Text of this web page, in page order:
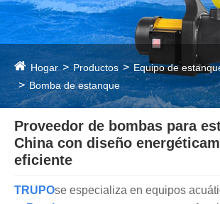
Hogar Productos
Equipo de
Bomba de estanque
Proveedor de bombas para
China con diseño
eficiente
TRUPOse especializa en equipos